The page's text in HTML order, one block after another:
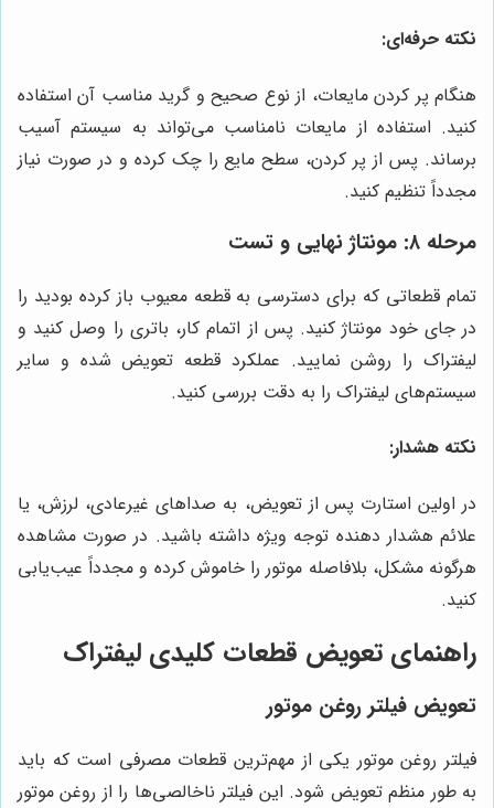
نکته حرفه‌ای:
هنگام پر کردن مایعات، از نوع صحیح و گرید مناسب آن استفاده
کنید. استفاده از مایعات نامناسب می‌تواند به سیستم آسیب
برساند. پس از پر کردن، سطح مایع را چک کرده و در صورت نیاز
مجدداً تنظیم کنید.
مرحله ۸: مونتاژ نهایی و تست
تمام قطعاتی که برای دسترسی به قطعه معیوب باز کرده بودید را
در جای خود مونتاژ کنید. پس از اتمام کار، باتری را وصل کنید و
لیفتراک را روشن نمایید. عملکرد قطعه تعویض شده و سایر
سیستم‌های لیفتراک را به دقت بررسی کنید.
نکته هشدار:
در اولین استارت پس از تعویض، به صداهای غیرعادی، لرزش، یا
علائم هشدار دهنده توجه ویژه داشته باشید. در صورت مشاهده
هرگونه مشکل، بلافاصله موتور را خاموش کرده و مجدداً عیب‌یابی
کنید.
راهنمای تعویض قطعات کلیدی لیفتراک
تعویض فیلتر روغن موتور
فیلتر روغن موتور یکی از مهم‌ترین قطعات مصرفی است که باید
به طور منظم تعویض شود. این فیلتر ناخالصی‌ها را از روغن موتور